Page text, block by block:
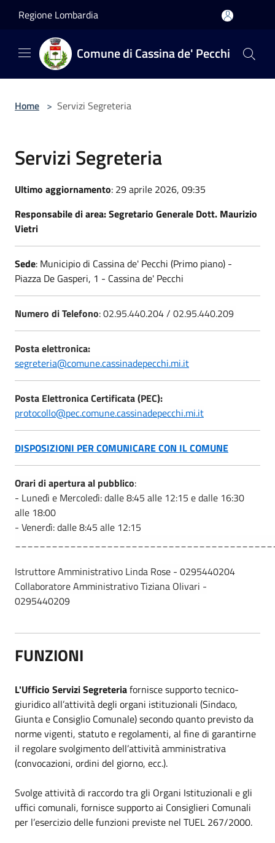
Regione Lombardia
Comune di Cassina de' Pecchi
Home > Servizi Segreteria
Servizi Segreteria
Ultimo aggiornamento: 29 aprile 2026, 09:35
Responsabile di area: Segretario Generale Dott. Maurizio
Vietri
Sede: Municipio di Cassina de' Pecchi (Primo piano) -
Piazza De Gasperi, 1 - Cassina de' Pecchi
Numero di Telefono: 02.95.440.204 / 02.95.440.209
Posta elettronica:
segreteria@comune.cassinadepecchi.mi.it
Posta Elettronica Certificata (PEC):
protocollo@pec.comune.cassinadepecchi.mi.it
DISPOSIZIONI PER COMUNICARE CON IL COMUNE
Orari di apertura al pubblico:
- Lunedì e Mercoledì: dalle 8:45 alle 12:15 e dalle 16:30
alle 18:00
- Venerdì: dalle 8:45 alle 12:15
Istruttore Amministrativo Linda Rose - 0295440204
Collaboratore AmministrativoTiziana Olivari -
0295440209
FUNZIONI
L'Ufficio Servizi Segreteriafornisce supporto tecnico-
giuridico all’attività degli organi istituzionali (Sindaco,
Giunta e Consiglio Comunale) secondo quanto previsto da
norme vigenti, statuto e regolamenti, al fine di garantirne
il regolare svolgimento dell’attività amministrativa
(convocazioni, ordini del giorno, ecc.).
Svolge attività di raccordo tra gli Organi Istituzionali e gli
uffici comunali, fornisce supporto ai Consiglieri Comunali
per l’esercizio delle funzioni previste nel TUEL 267/2000.